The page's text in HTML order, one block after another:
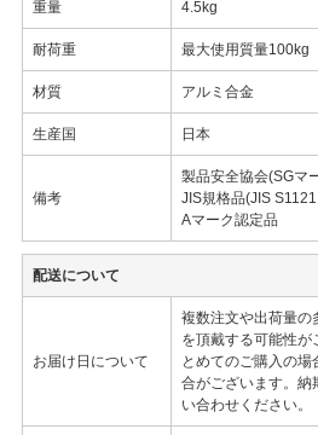
重量 4.5kg
耐荷重 最大使用質量100kg
材質 アルミ合金
生産国 日本
備考
製品安全協会(SGマ
JIS規格品(JIS
Aマーク認定品
配送について
お届け日について
複数注文や出荷量の
を頂戴する可能性が
とめてのご購入の
合がございます。納
い合わせください。